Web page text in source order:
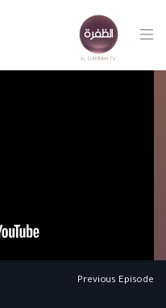
Previous Episode